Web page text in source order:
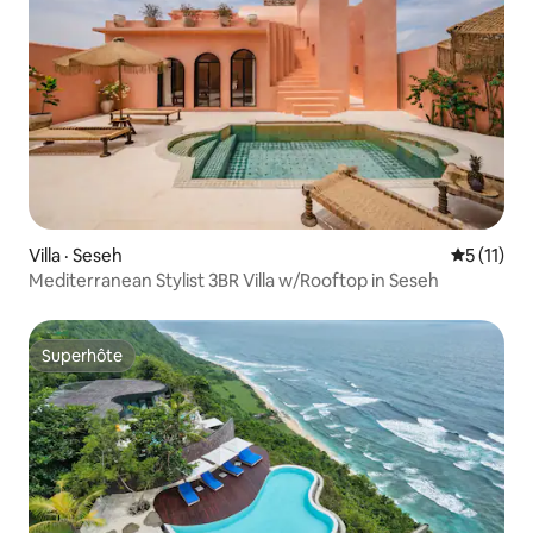
Villa · Seseh Note
5 (11)
Mediterranean Stylist 3BR Villa w/Rooftop in Seseh
Superhôte
Superhôte